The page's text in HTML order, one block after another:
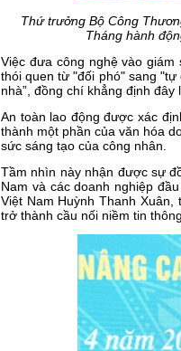
Thứ trưởng Bộ Công
Tháng hành
Việc đưa công nghệ vào
thói quen từ "đối phó" sang
nhà”, đồng chí khẳng định
An toàn lao động được xác
thành một phần của văn hóa
sức sáng tạo của công nhân.
Tầm nhìn này nhận được sự
Nam và các doanh nghiệp
Việt Nam Huỳnh Thanh
trở thành cầu nối niềm tin